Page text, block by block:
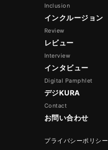
Inclusion
インクルージョン
Review
レビュー
Interview
インタビュー
Digital Pamphlet
デジKURA
Contact
お問い合わせ
プライバシーポリシー